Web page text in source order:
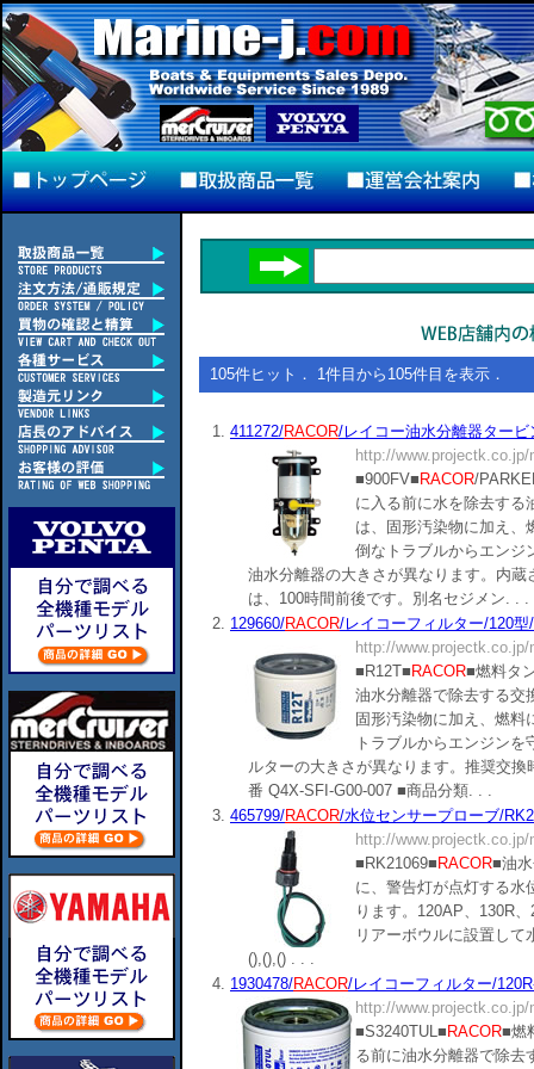
105件ヒット． 1件目から105件目を表示．
1. 411272/RACOR/レイコー油水分離器ター
http://
■900FV■ RACOR/
に入る前に水を除去する
は、固形汚染物に加え、
倒なトラブルからエンジ
油水分離器の大きさが異なります。内
は、100時間前後です。別名セジメン. . .
2. 129660/RACOR/レイコーフィルター/120
http://
■R12T■ RACOR■燃料タ
油水分離器で除去する交
固形汚染物に加え、燃料
トラブルからエンジン
ルターの大きさが異なります。推奨交
番 Q4X-SFI-G00-007 ■商品分類. . .
3. 465799/RACOR/水位センサープローブ/
http://
■RK21069■ RACOR■油
に、警告灯が点灯する水
ります。120AP、130R
リアーボウルに設置し
(),(),() . . .
4. 1930478/RACOR/レイコーフィルター/
http://
■S3240TUL■ RACOR■燃
る前に油水分離器で除去